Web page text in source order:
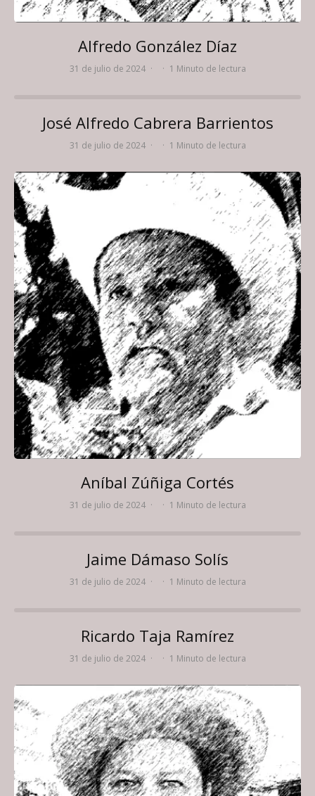
Alfredo González Díaz
31 de julio de 2024 · · 1 Minuto de lectura
José Alfredo Cabrera Barrientos
31 de julio de 2024 · · 1 Minuto de lectura
Aníbal Zúñiga Cortés
31 de julio de 2024 · · 1 Minuto de lectura
Jaime Dámaso Solís
31 de julio de 2024 · · 1 Minuto de lectura
Ricardo Taja Ramírez
31 de julio de 2024 · · 1 Minuto de lectura